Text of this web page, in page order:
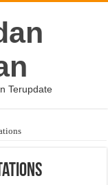
Terupdate